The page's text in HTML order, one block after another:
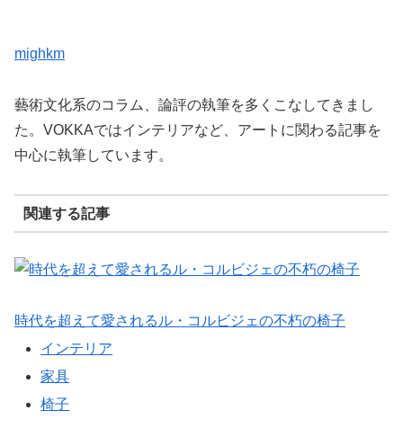
mighkm
藝術文化系のコラム、論評の執筆を多くこなしてきまし
た。VOKKAではインテリアなど、アートに関わる記事を
中心に執筆しています。
関連する記事
時代を超えて愛されるル・コルビジェの不朽の椅子
インテリア
家具
椅子